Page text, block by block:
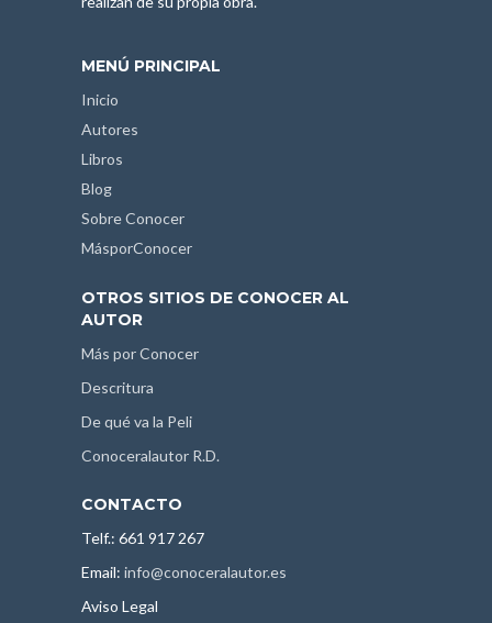
MENÚ PRINCIPAL
Inicio
Autores
Libros
Blog
Sobre Conocer
MásporConocer
OTROS SITIOS DE CONOCER AL
AUTOR
Más por Conocer
Descritura
De qué va la Peli
Conoceralautor R.D.
CONTACTO
Telf.: 661 917 267
Email: info@conoceralautor.es
Aviso Legal